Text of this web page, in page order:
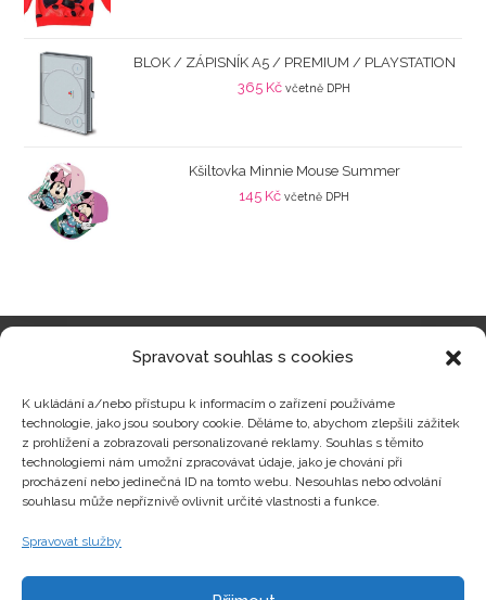
Spravovat souhlas s cookies
K ukládání a/nebo přístupu k informacím o zařízení používáme
technologie, jako jsou soubory cookie. Děláme to, abychom zlepšili zážitek
z prohlížení a zobrazovali personalizované reklamy. Souhlas s těmito
technologiemi nám umožní zpracovávat údaje, jako je chování při
procházení nebo jedinečná ID na tomto webu. Nesouhlas nebo odvolání
souhlasu může nepříznivě ovlivnit určité vlastnosti a funkce.
Spravovat služby
BLOK / ZÁPISNÍK A5 / PREMIUM / PLAYSTATION
365 Kč včetně DPH
Kšiltovka Minnie Mouse Summer
145 Kč včetně DPH
Zajímavosti
Kontakty